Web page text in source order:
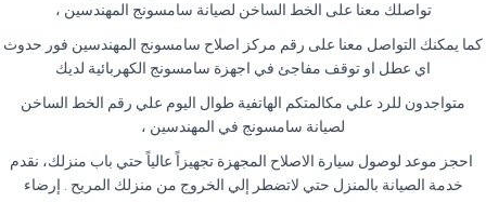
تواصلك معنا على الخط الساخن لصيانة سامسونج المهندسين ،
كما يمكنك التواصل معنا على رقم مركز اصلاح سامسونج المهندسين فور حدوث
اي عطل او توقف مفاجئ في اجهزة سامسونج الكهربائية لديك
متواجدون للرد علي مكالمتكم الهاتفية طوال اليوم علي رقم الخط الساخن
لصيانة سامسونج في المهندسين ،
احجز موعد لوصول سيارة الاصلاح المجهزة تجهيزاً عالياً حتي باب منزلك، نقدم
خدمة الصيانة بالمنزل حتي لاتضطر إلي الخروج من منزلك المريح . إرضاء